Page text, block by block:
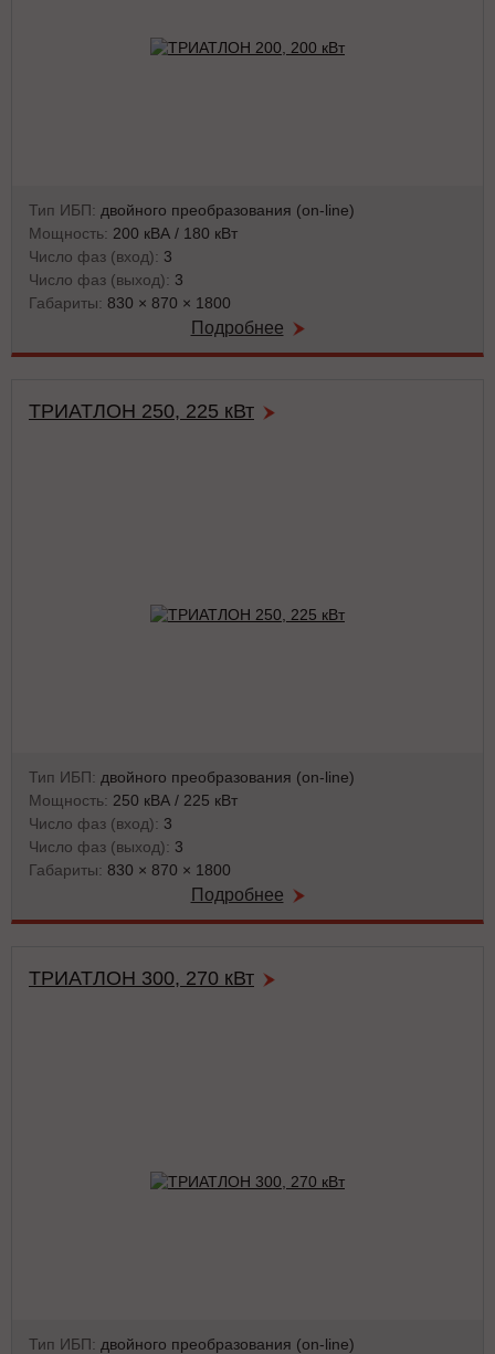
Тип ИБП: двойного преобразования (on-line)
Мощность: 200 кВА / 180 кВт
Число фаз (вход): 3
Число фаз (выход): 3
Габариты: 830 × 870 × 1800
Подробнее
ТРИАТЛОН 250, 225 кВт
Тип ИБП: двойного преобразования (on-line)
Мощность: 250 кВА / 225 кВт
Число фаз (вход): 3
Число фаз (выход): 3
Габариты: 830 × 870 × 1800
Подробнее
ТРИАТЛОН 300, 270 кВт
Тип ИБП: двойного преобразования (on-line)